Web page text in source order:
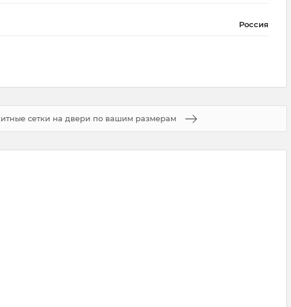
Россия
сетки на двери по вашим размерам